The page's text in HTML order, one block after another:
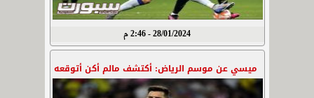
28/01/2024 - 2:46 م
ميسي عن موسم الرياض: أكتشف مالم أكن أتوقعه